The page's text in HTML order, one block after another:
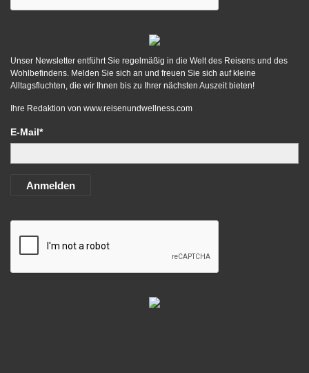
Unser Newsletter entführt Sie regelmäßig in die Welt des Reisens und des
Wohlbefindens. Melden Sie sich an und freuen Sie sich auf kleine
Alltagsfluchten, die wir Ihnen bis zu Ihrer nächsten Auszeit bieten!
Ihre Redaktion von www.reisenundwellness.com
E-Mail*
Anmelden